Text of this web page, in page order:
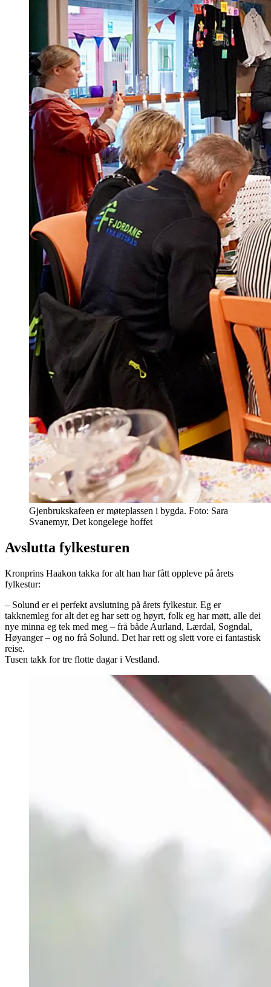
Gjenbrukskafeen er møteplassen i bygda. Foto: Sara
Svanemyr, Det kongelege hoffet
Avslutta fylkesturen
Kronprins Haakon takka for alt han har fått oppleve på årets
fylkestur:
– Solund er ei perfekt avslutning på årets fylkestur. Eg er
takknemleg for alt det eg har sett og høyrt, folk eg har møtt, alle dei
nye minna eg tek med meg – frå både Aurland, Lærdal, Sogndal,
Høyanger – og no frå Solund. Det har rett og slett vore ei fantastisk
reise.
Tusen takk for tre flotte dagar i Vestland.